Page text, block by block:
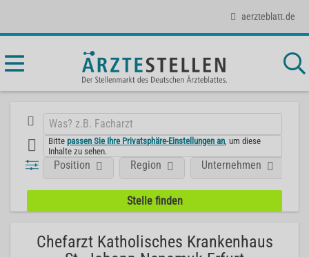
aerzteblatt.de
Bittepassen Sie Ihre Privatsphäre-Einstellungen an , um diese
Inhalte zu sehen.
Position Region Unternehmen
Chefarzt Katholisches Krankenhaus